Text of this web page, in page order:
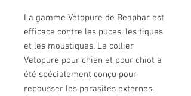
La gamme Vetopure de Beaphar est
efficace contre les puces, les tiques
et les moustiques. Le collier
Vetopure pour chien et pour chiot a
été spécialement conçu pour
repousser les parasites externes.